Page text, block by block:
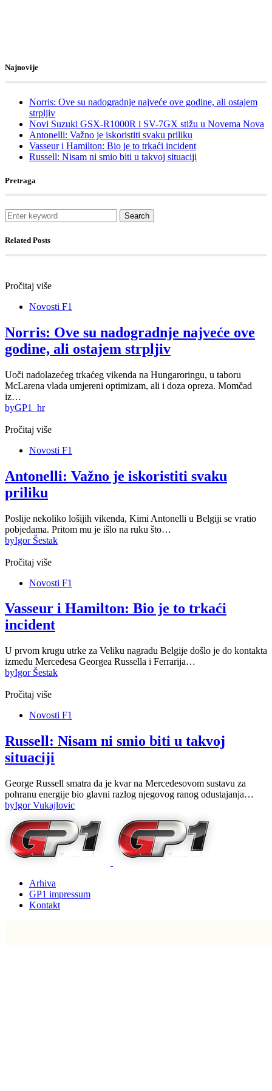
Najnovije
Norris: Ove su nadogradnje najveće ove godine, ali ostajem
strpljiv
Novi Suzuki GSX-R1000R i SV-7GX stižu u Novema Nova
Antonelli: Važno je iskoristiti svaku priliku
Vasseur i Hamilton: Bio je to trkaći incident
Russell: Nisam ni smio biti u takvoj situaciji
Pretraga
Search
Related Posts
Pročitaj više
Novosti F1
Norris: Ove su nadogradnje najveće ove
godine, ali ostajem strpljiv
Uoči nadolazećeg trkaćeg vikenda na Hungaroringu, u taboru
McLarena vlada umjereni optimizam, ali i doza opreza. Momčad
iz…
byGP1_hr
Pročitaj više
Novosti F1
Antonelli: Važno je iskoristiti svaku
priliku
Poslije nekoliko lošijih vikenda, Kimi Antonelli u Belgiji se vratio
pobjedama. Pritom mu je išlo na ruku što…
byIgor Šestak
Pročitaj više
Novosti F1
Vasseur i Hamilton: Bio je to trkaći
incident
U prvom krugu utrke za Veliku nagradu Belgije došlo je do kontakta
između Mercedesa Georgea Russella i Ferrarija…
byIgor Šestak
Pročitaj više
Novosti F1
Russell: Nisam ni smio biti u takvoj
situaciji
George Russell smatra da je kvar na Mercedesovom sustavu za
pohranu energije bio glavni razlog njegovog ranog odustajanja…
byIgor Vukajlovic
Arhiva
GP1 impressum
Kontakt